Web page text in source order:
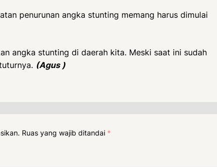
penurunan angka stunting memang harus dimulai
angka stunting di daerah kita. Meski saat ini sudah
(Agus )
Ruas yang wajib ditandai *